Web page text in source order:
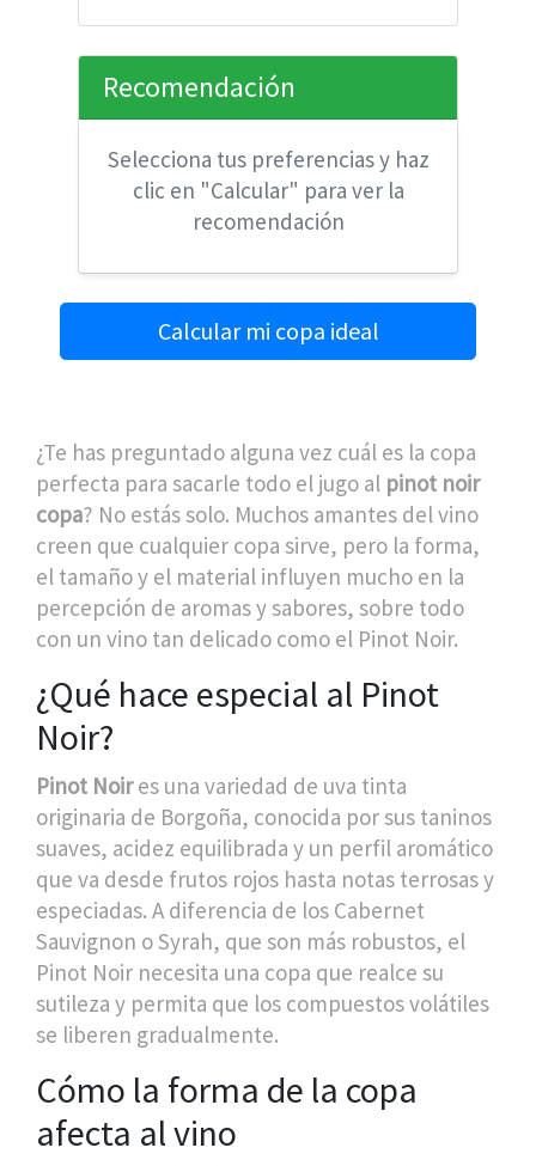
Recomendación
Selecciona tus preferencias y haz
clic en "Calcular" para ver la
recomendación
Calcular mi copa ideal
¿Te has preguntado alguna vez cuál es la copa
perfecta para sacarle todo el jugo al pinot noir
copa? No estás solo. Muchos amantes del vino
creen que cualquier copa sirve, pero la forma,
el tamaño y el material influyen mucho en la
percepción de aromas y sabores, sobre todo
con un vino tan delicado como el Pinot Noir.
¿Qué hace especial al Pinot
Noir?
Pinot Noires una variedad de uva tinta
originaria de Borgoña, conocida por sus taninos
suaves, acidez equilibrada y un perfil aromático
que va desde frutos rojos hasta notas terrosas y
especiadas. A diferencia de los Cabernet
Sauvignon o Syrah, que son más robustos, el
Pinot Noir necesita una copa que realce su
sutileza y permita que los compuestos volátiles
se liberen gradualmente.
Cómo la forma de la copa
afecta al vino